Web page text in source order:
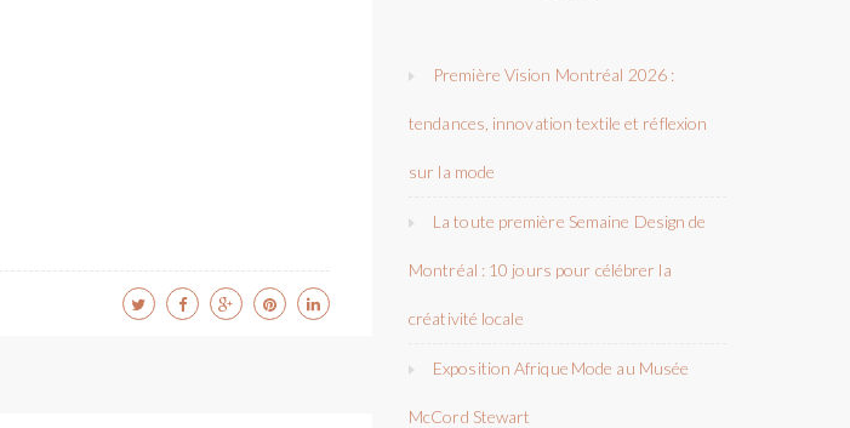
Première Vision Montréal 2026 :
tendances, innovation textile et réflexion
sur la mode
La toute première Semaine Design de
Montréal : 10 jours pour célébrer la
créativité locale
Exposition Afrique Mode au Musée
McCord Stewart